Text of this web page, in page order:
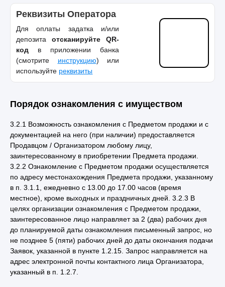
Реквизиты Оператора
Для оплаты задатка и/или
депозита отсканируйте QR-
код в приложении банка
(смотрите инструкцию) или
используйте реквизиты
Порядок ознакомления с имуществом
3.2.1 Возможность ознакомления с Предметом продажи и с
документацией на него (при наличии) предоставляется
Продавцом / Организатором любому лицу,
заинтересованному в приобретении Предмета продажи.
3.2.2 Ознакомление с Предметом продажи осуществляется
по адресу местонахождения Предмета продажи, указанному
в п. 3.1.1, ежедневно с 13.00 до 17.00 часов (время
местное), кроме выходных и праздничных дней. 3.2.3 В
целях организации ознакомления с Предметом продажи,
заинтересованное лицо направляет за 2 (два) рабочих дня
до планируемой даты ознакомления письменный запрос, но
не позднее 5 (пяти) рабочих дней до даты окончания подачи
Заявок, указанной в пункте 1.2.15. Запрос направляется на
адрес электронной почты контактного лица Организатора,
указанный в п. 1.2.7.